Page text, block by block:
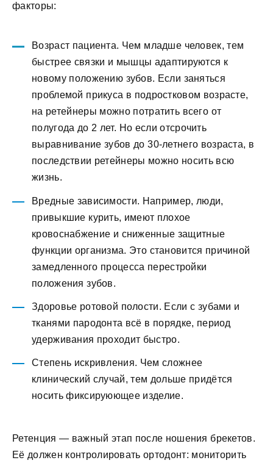
факторы:
Возраст пациента. Чем младше человек, тем
быстрее связки и мышцы адаптируются к
новому положению зубов. Если заняться
проблемой прикуса в подростковом возрасте,
на ретейнеры можно потратить всего от
полугода до 2 лет. Но если отсрочить
выравнивание зубов до 30-летнего возраста, в
последствии ретейнеры можно носить всю
жизнь.
Вредные зависимости. Например, люди,
привыкшие курить, имеют плохое
кровоснабжение и сниженные защитные
функции организма. Это становится причиной
замедленного процесса перестройки
положения зубов.
Здоровье ротовой полости. Если с зубами и
тканями пародонта всё в порядке, период
удерживания проходит быстро.
Степень искривления. Чем сложнее
клинический случай, тем дольше придётся
носить фиксируюющее изделие.
Ретенция — важный этап после ношения брекетов.
Её должен контролировать ортодонт: мониторить